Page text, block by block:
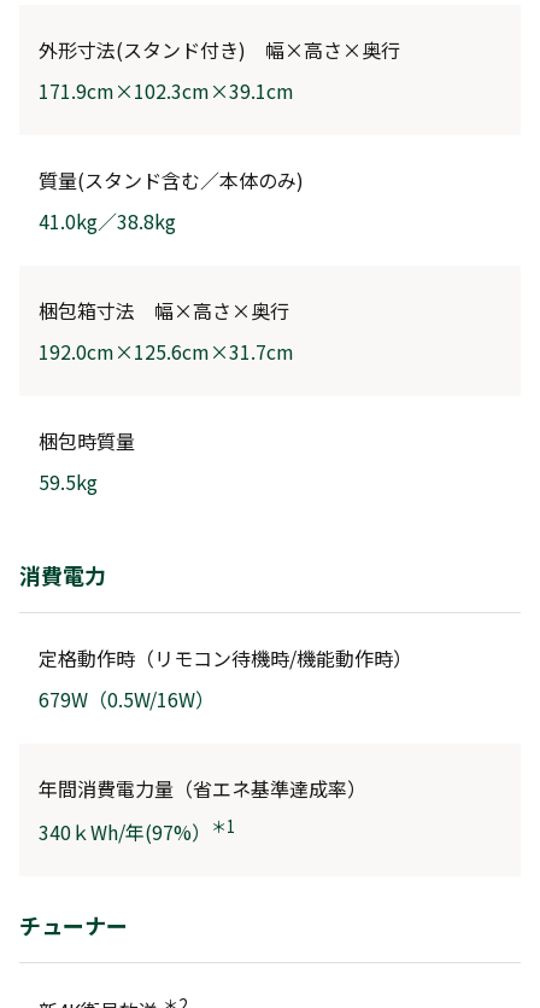
外形寸法(スタンド付き) 幅×高さ×奥行
171.9cm×102.3cm×39.1cm
質量(スタンド含む／本体のみ)
41.0kg／38.8kg
梱包箱寸法 幅×高さ×奥行
192.0cm×125.6cm×31.7cm
梱包時質量
59.5kg
消費電力
定格動作時（リモコン待機時/機能動作時）
679W（0.5W/16W）
年間消費電力量（省エネ基準達成率）
340ｋWh/年(97%）
＊1
チューナー